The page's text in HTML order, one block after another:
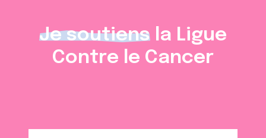
Je soutiens la Ligue
Contre le Cancer